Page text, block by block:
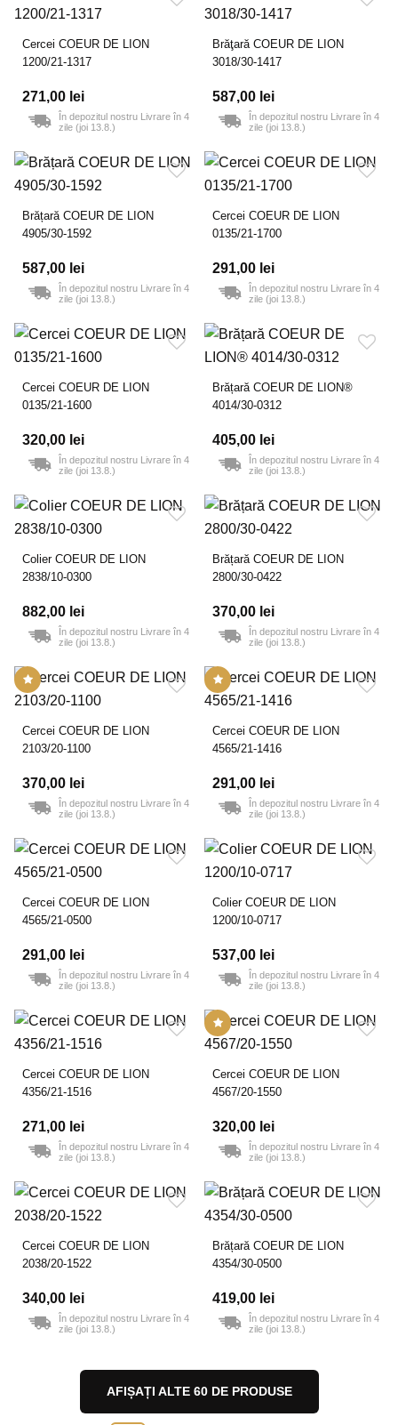
Cercei COEUR DE LION
1200/21-1317
271,00 lei
În depozitul nostru Livrare în 4
zile (joi 13.8.)
Brăţară COEUR DE LION
3018/30-1417
587,00 lei
În depozitul nostru Livrare în 4
zile (joi 13.8.)
Brățară COEUR DE LION
4905/30-1592
587,00 lei
În depozitul nostru Livrare în 4
zile (joi 13.8.)
Cercei COEUR DE LION
0135/21-1700
291,00 lei
În depozitul nostru Livrare în 4
zile (joi 13.8.)
Cercei COEUR DE LION
0135/21-1600
320,00 lei
În depozitul nostru Livrare în 4
zile (joi 13.8.)
Brățară COEUR DE LION®
4014/30-0312
405,00 lei
În depozitul nostru Livrare în 4
zile (joi 13.8.)
Colier COEUR DE LION
2838/10-0300
882,00 lei
În depozitul nostru Livrare în 4
zile (joi 13.8.)
Brățară COEUR DE LION
2800/30-0422
370,00 lei
În depozitul nostru Livrare în 4
zile (joi 13.8.)
Cercei COEUR DE LION
2103/20-1100
370,00 lei
În depozitul nostru Livrare în 4
zile (joi 13.8.)
Cercei COEUR DE LION
4565/21-1416
291,00 lei
În depozitul nostru Livrare în 4
zile (joi 13.8.)
Cercei COEUR DE LION
4565/21-0500
291,00 lei
În depozitul nostru Livrare în 4
zile (joi 13.8.)
Colier COEUR DE LION
1200/10-0717
537,00 lei
În depozitul nostru Livrare în 4
zile (joi 13.8.)
Cercei COEUR DE LION
4356/21-1516
271,00 lei
În depozitul nostru Livrare în 4
zile (joi 13.8.)
Cercei COEUR DE LION
4567/20-1550
320,00 lei
În depozitul nostru Livrare în 4
zile (joi 13.8.)
Cercei COEUR DE LION
2038/20-1522
340,00 lei
În depozitul nostru Livrare în 4
zile (joi 13.8.)
Brățară COEUR DE LION
4354/30-0500
419,00 lei
În depozitul nostru Livrare în 4
zile (joi 13.8.)
AFIȘAȚI ALTE 60 DE PRODUSE